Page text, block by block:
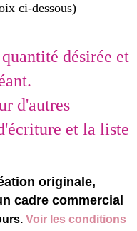
ci-dessous)
désirée et
d'autres
et la liste
originale,
cadre commercial
Voir les conditions